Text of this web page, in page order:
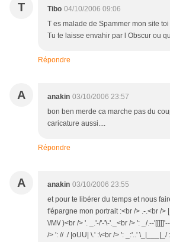
T Tibo 04/10/2006 09:06
T es malade de Spammer mon site
Tu te laisse envahir par l Obscur ou
Répondre
A anakin 03/10/2006 23:57
bon ben merde ca marche pas du
caricature aussi....
Répondre
A anakin 03/10/2006 23:55
et pour te libérer du temps et nous
t'épargne mon portrait :<br /> .-.<br />
\/M\/ )<br /> '. _.'-/'-'\-'._<br /> ': _/.--
/> ': // ./ |oUU| \.' :\<br /> ': _:'..' \_|___|_/